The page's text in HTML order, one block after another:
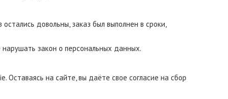
довольны, заказ был выполнен в сроки,
закон о персональных данных.
Оставаясь на сайте, вы даёте свое согласие на сбор